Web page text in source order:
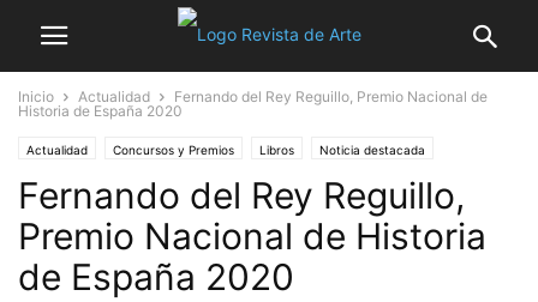
Inicio Actualidad
Fernando del Rey Reguillo, Premio Nacional de
Historia de España 2020
Actualidad Concursos y Premios Libros Noticia destacada
Fernando del Rey Reguillo,
Premio Nacional de Historia
de España 2020